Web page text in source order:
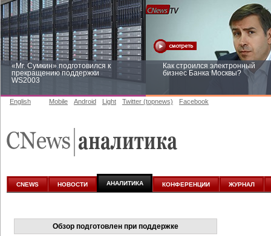
«Mr. Сумкин» подготовился к
прекращению поддержки
WS2003
Как строился электронный
бизнес Банка Москвы?
аналитике
English Mobile Android Light Twitter (topnews) Facebook
CNEWS НОВОСТИ АНАЛИТИКА КОНФЕРЕНЦИИ ЖУРНАЛ
Обзор подготовлен при поддержке